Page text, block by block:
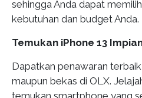
sehingga Anda dapat
kebutuhan dan budget Anda.
Temukan iPhone 13
Dapatkan penawaran
maupun bekas di OLX.
temukan smartphone yang